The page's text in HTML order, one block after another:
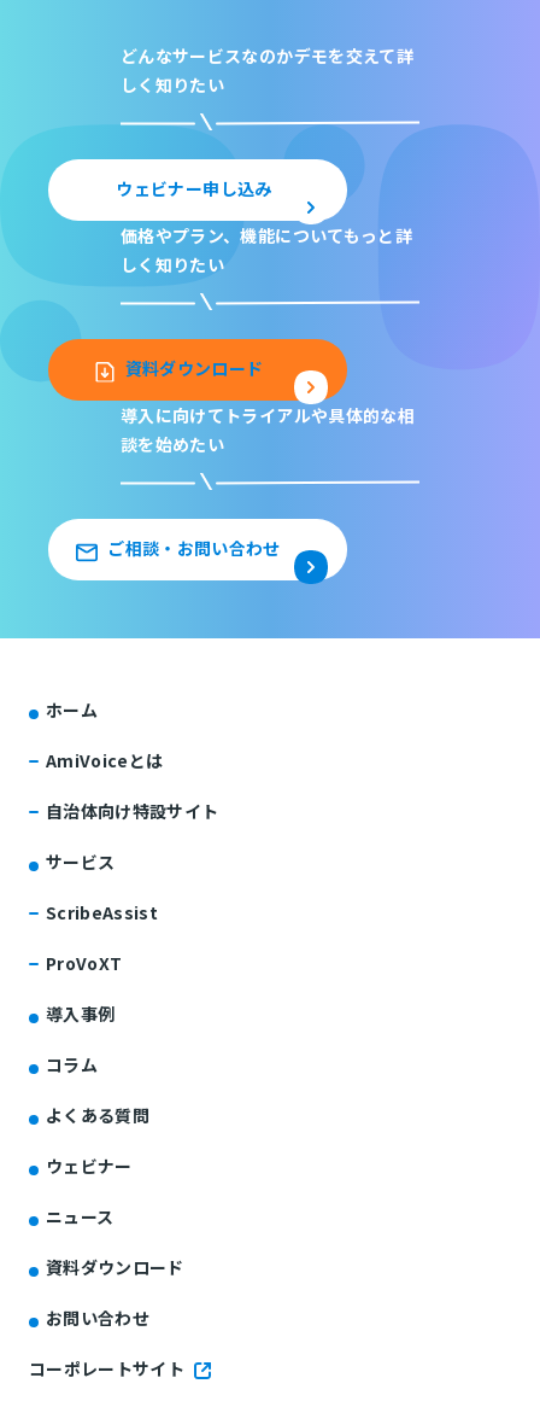
どんなサービスなのかデモを交えて詳
しく知りたい
ウェビナー申し込み
価格やプラン、機能についてもっと詳
しく知りたい
資料ダウンロード
導入に向けてトライアルや具体的な相
談を始めたい
ご相談・お問い合わせ
ホーム
AmiVoiceとは
自治体向け特設サイト
サービス
ScribeAssist
ProVoXT
導入事例
コラム
よくある質問
ウェビナー
ニュース
資料ダウンロード
お問い合わせ
コーポレートサイト